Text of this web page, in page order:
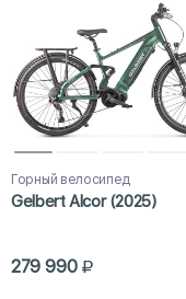
Горный велосипед
Gelbert Alcor (2025)
279 990